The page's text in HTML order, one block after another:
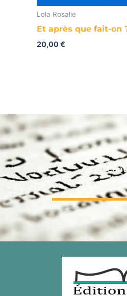
Lola Rosalie
Et après que fait-on
20,00€